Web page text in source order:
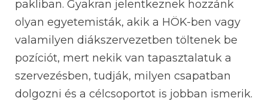
pakliban. Gyakran jelentkeznek hozzánk
olyan egyetemisták, akik a HÖK-ben vagy
valamilyen diákszervezetben töltenek be
pozíciót, mert nekik van tapasztalatuk a
szervezésben, tudják, milyen csapatban
dolgozni és a célcsoportot is jobban ismerik.